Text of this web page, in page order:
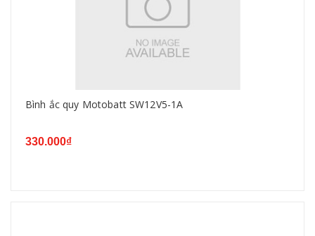
Bình ắc quy Motobatt SW12V5-1A
330.000₫